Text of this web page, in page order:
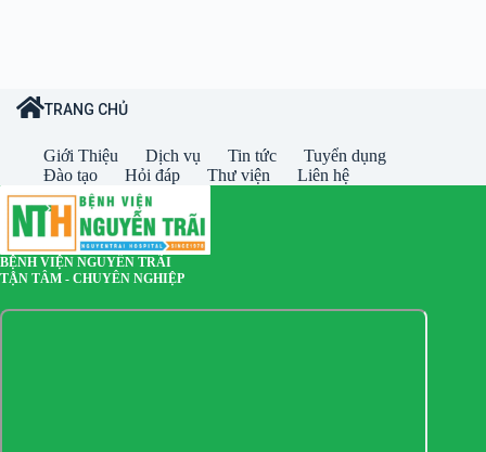
TRANG CHỦ
Giới Thiệu Dịch vụ Tin tức
Tuyển dụng
Đào tạo
Hỏi đáp Thư viện Liên hệ
BỆNH VIỆN NGUYỄN TRÃI
TẬN TÂM - CHUYÊN NGHIỆP